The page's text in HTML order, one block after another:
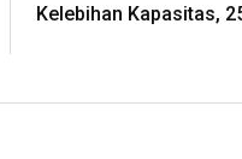
Kelebihan Kapasitas,